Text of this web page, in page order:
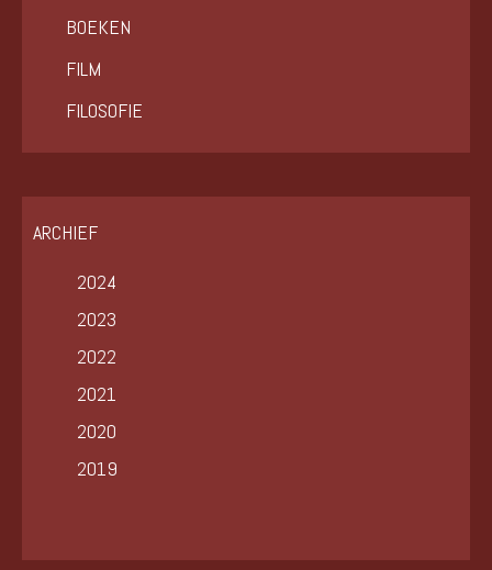
BOEKEN
FILM
FILOSOFIE
ARCHIEF
2024
2023
2022
2021
2020
2019